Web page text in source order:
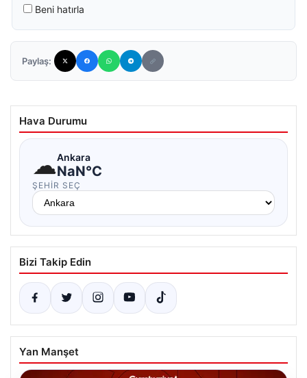
Beni hatırla
Paylaş:
Hava Durumu
☁Ankara
NaN°C
ŞEHIR SEÇ
Bizi Takip Edin
Yan Manşet